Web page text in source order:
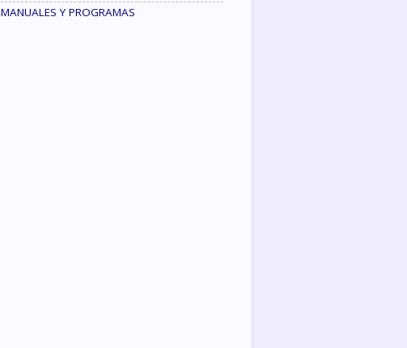
MANUALES Y PROGRAMAS